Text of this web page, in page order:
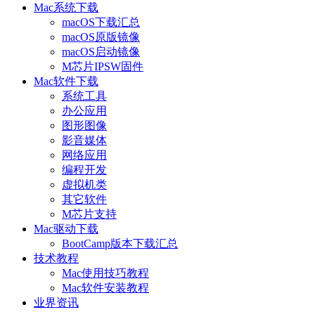
Mac系统下载
macOS下载汇总
macOS原版镜像
macOS启动镜像
M芯片IPSW固件
Mac软件下载
系统工具
办公应用
图形图像
影音媒体
网络应用
编程开发
虚拟机类
其它软件
M芯片支持
Mac驱动下载
BootCamp版本下载汇总
技术教程
Mac使用技巧教程
Mac软件安装教程
业界资讯